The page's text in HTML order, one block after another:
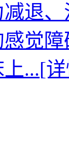
退
觉
...[